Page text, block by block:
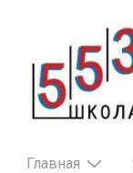
основному
содержимому
Основная
Главная